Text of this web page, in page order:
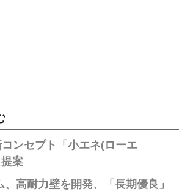
ンセプト「小エネ(ローエ
案
高耐力壁を開発、「長期優良」